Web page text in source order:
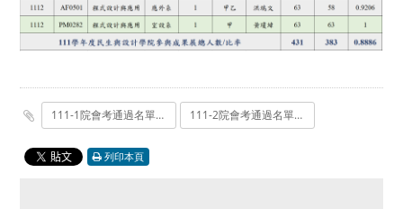
111-1院會考通過名單-公告.pdf 111-2院會考通過名單-公告.pdf
列印本頁